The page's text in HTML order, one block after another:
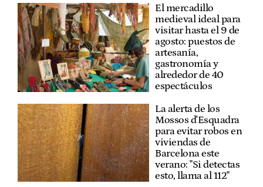
El mercadillo
medieval ideal para
visitar hasta el 9 de
agosto: puestos de
artesanía,
gastronomía y
alrededor de 40
espectáculos
La alerta de los
Mossos d'Esquadra
para evitar robos en
viviendas de
Barcelona este
verano: "Si detectas
esto, llama al 112"